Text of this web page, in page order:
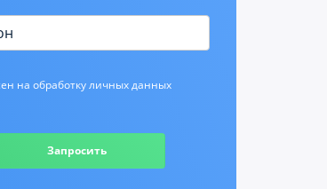
на обработку личных данных
Запросить